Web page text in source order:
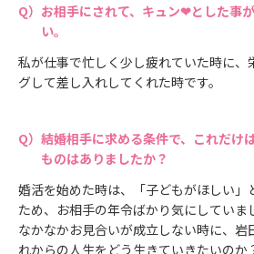
お相手にされて、キュン❤とした事
い。
私が仕事で忙しく少し疲れていた時に、
グして差し入れしてくれた時です。
結婚相手に求める条件で、これだけ
ものはありましたか？
婚活を始めた時は、「子どもがほしい」
ため、お相手の年令ばかり気にしていま
なかなかお見合いが成立しない時に、岩
れからの人生をどう生きていきたいのか